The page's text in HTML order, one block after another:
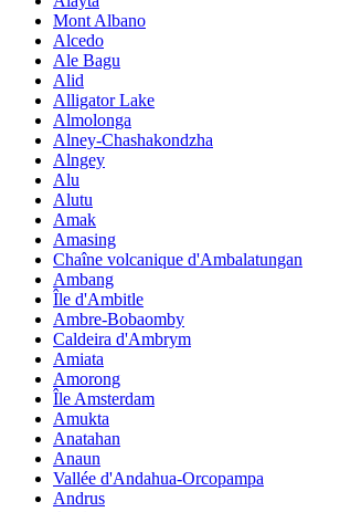
Mont Albano
Alcedo
Ale Bagu
Alid
Alligator Lake
Almolonga
Alney-Chashakondzha
Alngey
Alu
Alutu
Amak
Amasing
Chaîne volcanique d'Ambalatungan
Ambang
Île d'Ambitle
Ambre-Bobaomby
Caldeira d'Ambrym
Amiata
Amorong
Île Amsterdam
Amukta
Anatahan
Anaun
Vallée d'Andahua-Orcopampa
Andrus